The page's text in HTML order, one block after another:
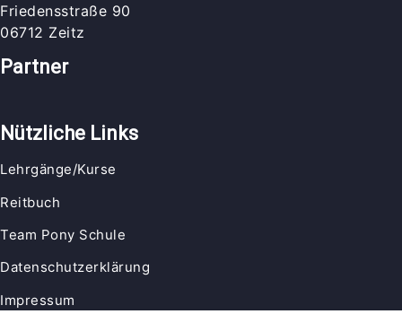
Friedensstraße 90
06712 Zeitz
Partner
Nützliche Links
Lehrgänge/Kurse
Reitbuch
Team Pony Schule
Datenschutzerklärung
Impressum